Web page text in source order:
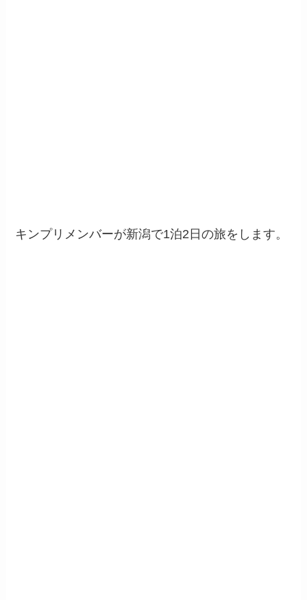
キンプリメンバーが新潟で1泊2日の旅をします。